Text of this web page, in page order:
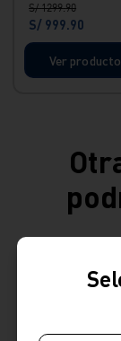
S/ 1299.90
S/ 999.90
Ver producto